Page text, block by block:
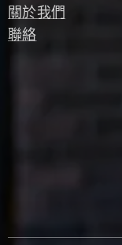
關於我們
聯絡